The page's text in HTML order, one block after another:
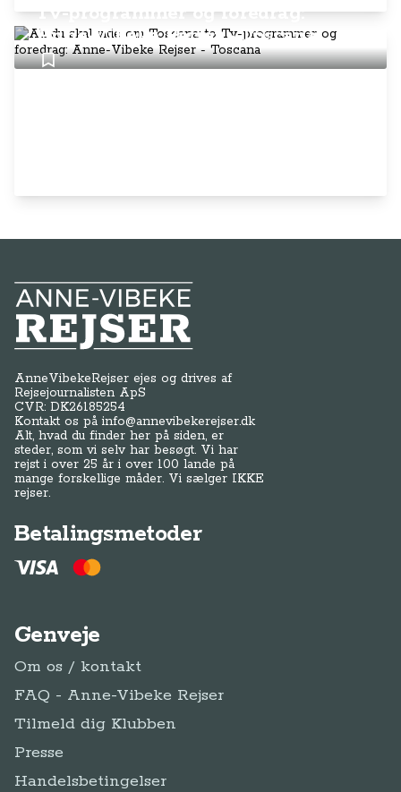
Tv-programmer og foredrag:
Anne-Vibeke Rejser - Toscana
Anne-Vibeke Rejser
AnneVibekeRejser ejes og drives af
Rejsejournalisten ApS
CVR: DK26185254
Kontakt os påinfo@annevibekerejser.dk
Alt, hvad du finder her på siden, er
steder, som vi selv har besøgt. Vi har
rejst i over 25 år i over 100 lande på
mange forskellige måder. Vi sælger IKKE
rejser.
Betalingsmetoder
Genveje
Om os / kontakt
FAQ - Anne-Vibeke Rejser
Tilmeld dig Klubben
Presse
Handelsbetingelser